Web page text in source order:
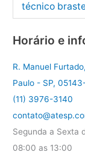
técnico
Horário e
R. Manuel
Paulo - SP,
(11) 3976-3140
Segunda a Sexta
08:00 as 13:00